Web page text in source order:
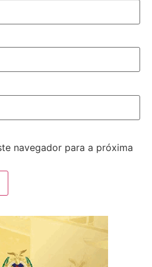
navegador para a próxima